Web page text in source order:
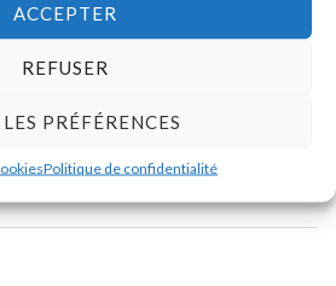
ACCEPTER
REFUSER
PRÉFÉRENCES
Politique de confidentialité
MFP image